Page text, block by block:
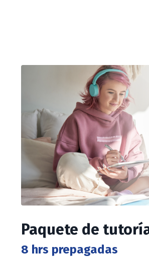
Paquete de
8 hrs prepagadas